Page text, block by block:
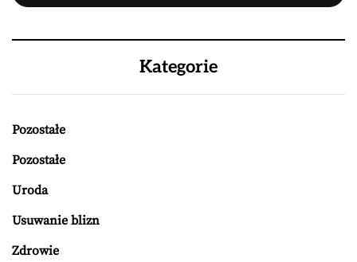
Kategorie
Pozostałe
Pozostałe
Uroda
Usuwanie blizn
Zdrowie